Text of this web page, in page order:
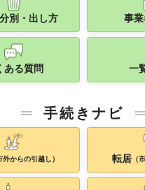
別・出し方 事
ある質問 一
手続きナビ
外からの引越し） 転居（